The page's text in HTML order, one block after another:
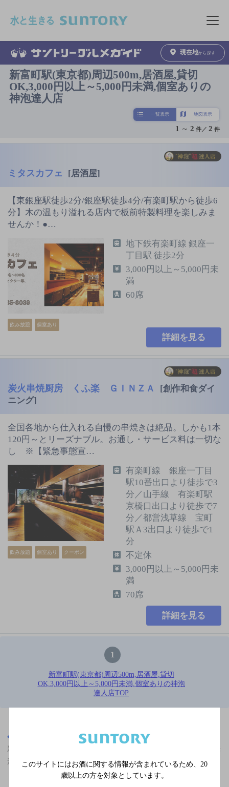
メニュ
現在地から探す
新富町駅(東京都)周辺500m,居酒屋,貸切
OK,3,000円以上～5,000円未満,個室ありの
神泡達人店
一覧表示 地図表示
1 ～ 2 件／2 件
ミタスカフェ [居酒屋]
【東銀座駅徒歩2分/銀座駅徒歩4分/有楽町駅から徒歩6
分】木の温もり溢れる店内で板前特製料理を楽しみま
せんか！●…
飲み放題 個室あり
地下鉄有楽町線 銀座一
丁目駅 徒歩2分
3,000円以上～5,000円未
満
60席
詳細を見る
炭火串焼厨房 くふ楽 ＧＩＮＺＡ
[創作和食ダイ
ニング]
全国各地から仕入れる自慢の串焼きは絶品。しかも1本
120円～とリーズナブル。お通し・サービス料は一切な
し ※【緊急事態宣…
飲み放題 個室あり クーポン
有楽町線 銀座一丁目
駅10番出口より徒歩で3
分／山手線 有楽町駅
京橋口出口より徒歩で7
分／都営浅草線 宝町
駅Ａ3出口より徒歩で1
分
不定休
3,000円以上～5,000円未
満
70席
詳細を見る
1
新富町駅(東京都)周辺500m,居酒屋,貸切
OK,3,000円以上～5,000円未満,個室ありの神泡
達人店TOP
新富町駅(東京都)周辺500m
新富町駅(東京都)周辺500m,居酒屋,貸切OK,3,000円以上～5,000円未
満,個室ありの神泡達人店
このサイトにはお酒に関する情報が含まれているため、 20
歳以上の方を対象としています。